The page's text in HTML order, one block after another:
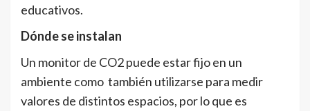
educativos.
Dónde se instalan
Un monitor de CO2 puede estar fijo en un
ambiente como también utilizarse para medir
valores de distintos espacios, por lo que es